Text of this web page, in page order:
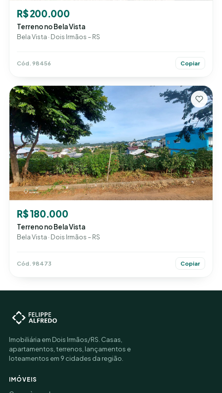
R$ 200.000
Terreno no Bela Vista
Bela Vista · Dois Irmãos – RS
Cód. 98456 Copiar
R$ 180.000
Terreno no Bela Vista
Bela Vista · Dois Irmãos – RS
Cód. 98473 Copiar
Imobiliária em Dois Irmãos/RS. Casas,
apartamentos, terrenos, lançamentos e
loteamentos em 9 cidades da região.
IMÓVEIS